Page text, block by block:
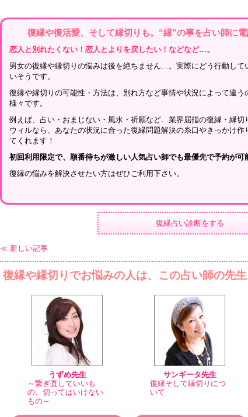
復縁や復活愛、そして縁切りも。“縁”の事を占い師に
恋人と別れたくない！恋人とよりを戻したい！などなど…。
男女の復縁や縁切りの悩みは後を絶ちません…。実際にどう行動して
いそうです。
復縁や縁切りの可能性・方法は、別れ方など事情や状況によって違
様々です。
例えば、占い・おまじない・風水・祈願など…業界屈指の復縁・縁切
ウィルなら、あなたの状況に合った復縁問題解決の糸口やきっかけ
てくれます！
初回利用限定で、順番待ちが激しい人気占い師でも最優先で予約が可
復縁の悩みを解決させたい方はぜひご利用下さい。
復縁占い診断をする
≪ 新しい記事
復縁や縁切りでお悩みの人は、この占い師の先生
うずめ先生
～繋ぎ直していいも
の、切ってはいけない
もの～
サンギータ先生
復縁そして縁切りにつ
いて